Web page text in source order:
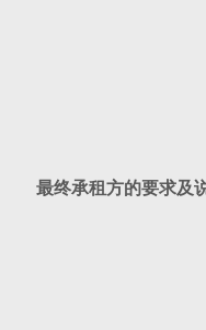
最终承租方的要求及